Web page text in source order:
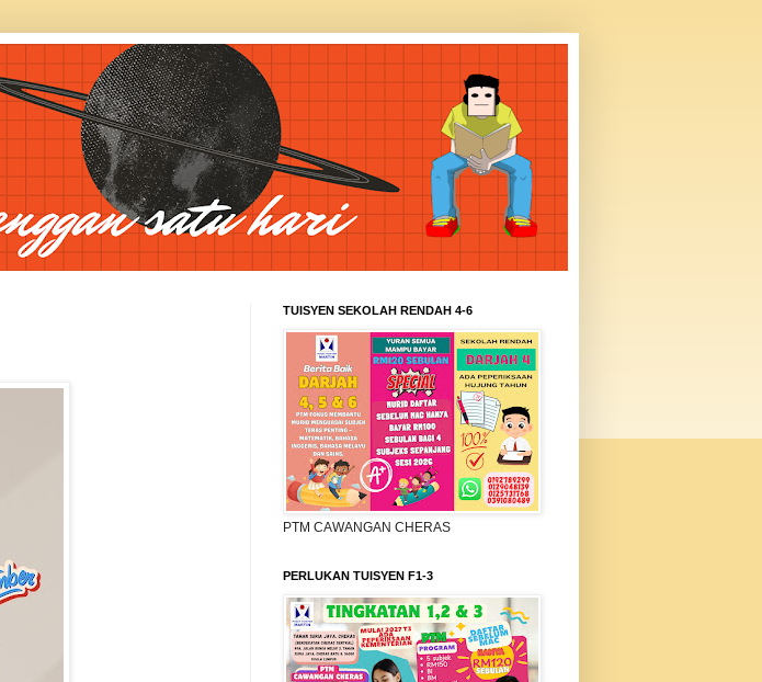
TUISYEN SEKOLAH RENDAH 4-6
PTM CAWANGAN CHERAS
PERLUKAN TUISYEN F1-3